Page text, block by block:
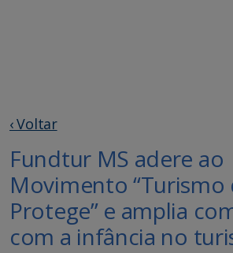
‹ Voltar
Fundtur MS adere ao
Movimento “Turismo
Protege” e amplia
com a infância no